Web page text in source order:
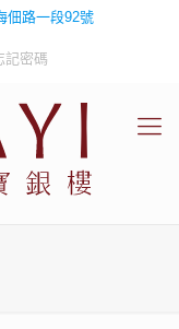
佃路一段92號
記密碼